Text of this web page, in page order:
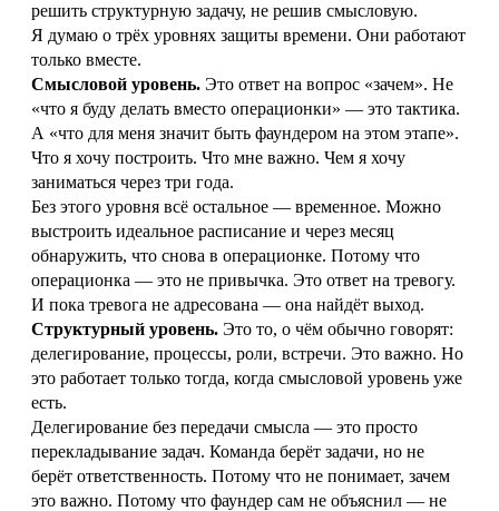
решить структурную задачу, не решив смысловую.
Я думаю о трёх уровнях защиты времени. Они работают
только вместе.
Смысловой уровень. Это ответ на вопрос «зачем». Не
«что я буду делать вместо операционки» — это тактика.
А «что для меня значит быть фаундером на этом этапе».
Что я хочу построить. Что мне важно. Чем я хочу
заниматься через три года.
Без этого уровня всё остальное — временное. Можно
выстроить идеальное расписание и через месяц
обнаружить, что снова в операционке. Потому что
операционка — это не привычка. Это ответ на тревогу.
И пока тревога не адресована — она найдёт выход.
Структурный уровень. Это то, о чём обычно говорят:
делегирование, процессы, роли, встречи. Это важно. Но
это работает только тогда, когда смысловой уровень уже
есть.
Делегирование без передачи смысла — это просто
перекладывание задач. Команда берёт задачи, но не
берёт ответственность. Потому что не понимает, зачем
это важно. Потому что фаундер сам не объяснил — не